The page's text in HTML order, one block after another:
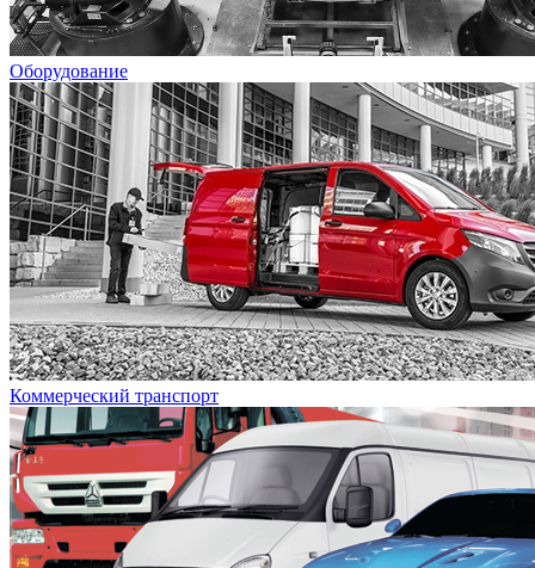
Оборудование
Коммерческий транспорт